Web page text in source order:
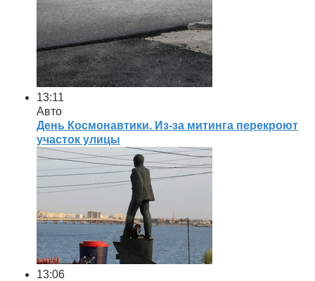
13:11
Авто
День Космонавтики. Из-за митинга перекроют
участок улицы
13:06